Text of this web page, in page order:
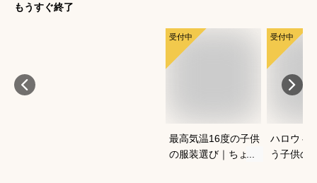
もうすぐ終了
受付中
最高気温16度の子供
の服装選び｜ちょう
受付中
ハロウィ
う子供の